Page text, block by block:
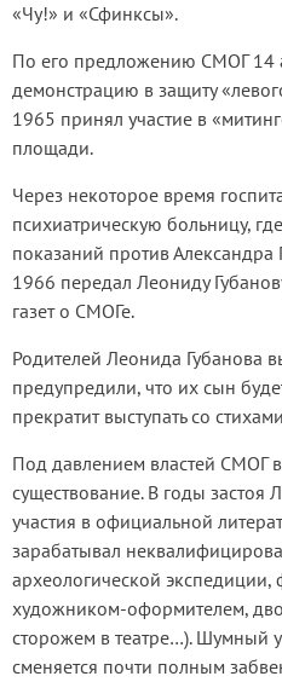
«Чу!» и «Сфинксы».
По его предложению СМОГ 14
демонстрацию в защиту
1965 принял участие в
площади.
Через некоторое время
психиатрическую больницу,
показаний против
1966 передал Леониду
газет о СМОГе.
Родителей Леонида Губанова
предупредили, что их сын
прекратит выступать со
Под давлением властей СМОГ
существование. В годы застоя
участия в официальной
зарабатывал
археологической
художником-оформителем,
сторожем в театре…). Шумный
сменяется почти полным